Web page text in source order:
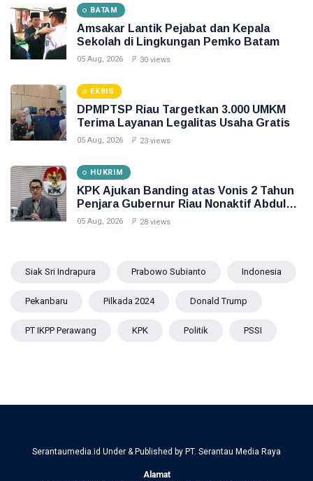
BATAM
Amsakar Lantik Pejabat dan Kepala
Sekolah di Lingkungan Pemko Batam
05 Aug, 2026 30 views
EKBIS
DPMPTSP Riau Targetkan 3.000 UMKM
Terima Layanan Legalitas Usaha Gratis
05 Aug, 2026 23 views
HUKRIM
KPK Ajukan Banding atas Vonis 2 Tahun
Penjara Gubernur Riau Nonaktif Abdul
Wahid
05 Aug, 2026 28 views
Siak Sri Indrapura Prabowo Subianto Indonesia
Pekanbaru Pilkada 2024 Donald Trump
PT IKPP Perawang KPK Politik PSSI
Serantaumedia.id Under & Published by PT. Serantau Media Raya
Alamat